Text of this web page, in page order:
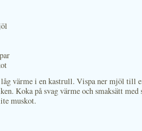
värme i en kastrull. Vispa ner mjöl till
Koka på svag värme och smaksätt med
muskot.